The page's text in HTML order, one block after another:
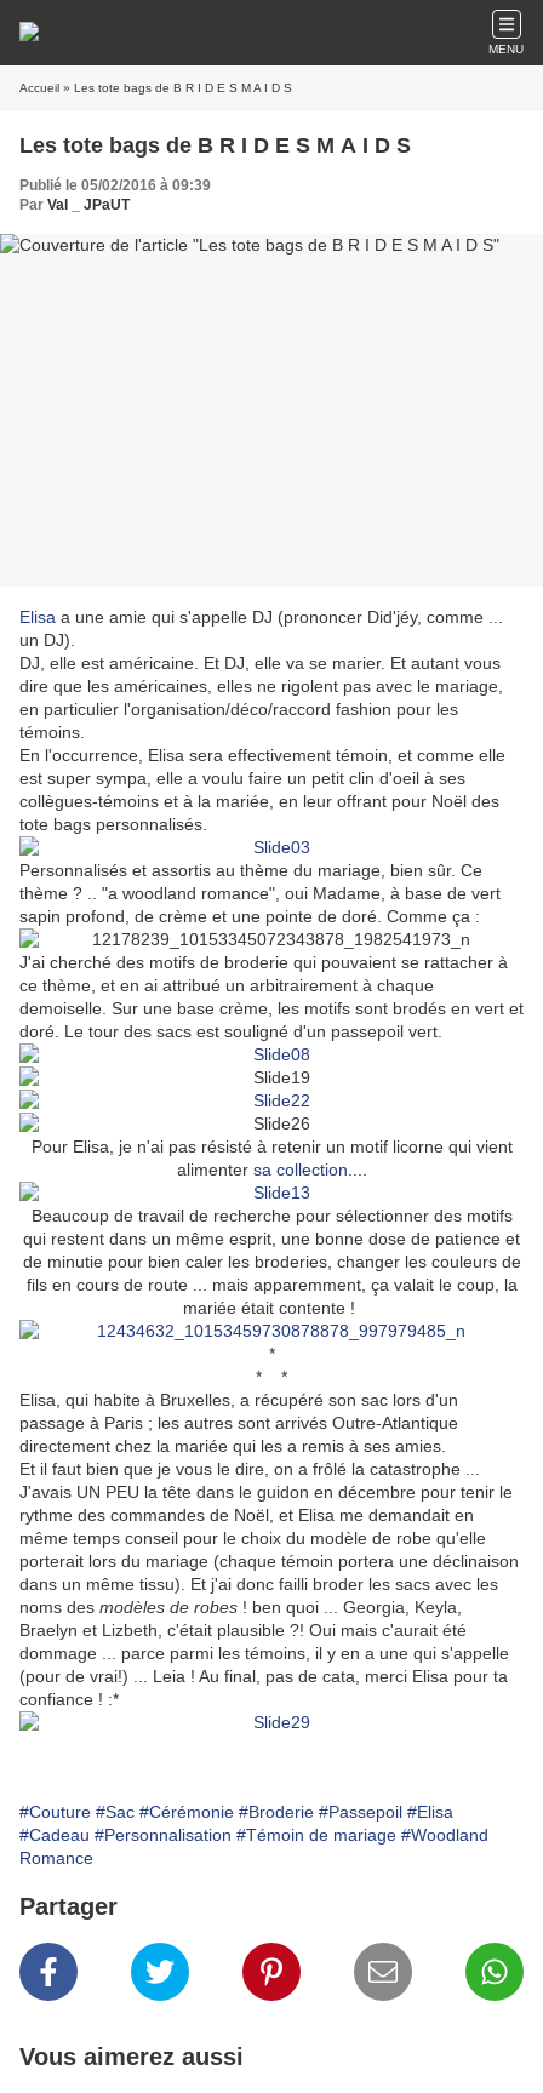
MENU
Accueil » Les tote bags de B R I D E S M A I D S
Les tote bags de B R I D E S M A I D S
Publié le 05/02/2016 à 09:39
Par Val _ JPaUT
Elisa a une amie qui s'appelle DJ (prononcer Did'jéy, comme ...
un DJ).
DJ, elle est américaine. Et DJ, elle va se marier. Et autant vous
dire que les américaines, elles ne rigolent pas avec le mariage,
en particulier l'organisation/déco/raccord fashion pour les
témoins.
En l'occurrence, Elisa sera effectivement témoin, et comme elle
est super sympa, elle a voulu faire un petit clin d'oeil à ses
collègues-témoins et à la mariée, en leur offrant pour Noël des
tote bags personnalisés.
Personnalisés et assortis au thème du mariage, bien sûr. Ce
thème ? .. "a woodland romance", oui Madame, à base de vert
sapin profond, de crème et une pointe de doré. Comme ça :
J'ai cherché des motifs de broderie qui pouvaient se rattacher à
ce thème, et en ai attribué un arbitrairement à chaque
demoiselle. Sur une base crème, les motifs sont brodés en vert et
doré. Le tour des sacs est souligné d'un passepoil vert.
Pour Elisa, je n'ai pas résisté à retenir un motif licorne qui vient
alimentersa collection
Beaucoup de travail de recherche pour sélectionner des motifs
qui restent dans un même esprit, une bonne dose de patience et
de minutie pour bien caler les broderies, changer les couleurs de
fils en cours de route ... mais apparemment, ça valait le coup, la
mariée était contente !
*
* *
Elisa, qui habite à Bruxelles, a récupéré son sac lors d'un
passage à Paris ; les autres sont arrivés Outre-Atlantique
directement chez la mariée qui les a remis à ses amies.
Et il faut bien que je vous le dire, on a frôlé la catastrophe ...
J'avais UN PEU la tête dans le guidon en décembre pour tenir le
rythme des commandes de Noël, et Elisa me demandait en
même temps conseil pour le choix du modèle de robe qu'elle
porterait lors du mariage (chaque témoin portera une déclinaison
dans un même tissu). Et j'ai donc failli broder les sacs avec les
noms des modèles de robes ! ben quoi ... Georgia, Keyla,
Braelyn et Lizbeth, c'était plausible ?! Oui mais c'aurait été
dommage ... parce parmi les témoins, il y en a une qui s'appelle
(pour de vrai!) ... Leia ! Au final, pas de cata, merci Elisa pour ta
confiance ! :*
#Couture #Sac #Cérémonie #Broderie #Passepoil #Elisa
#Cadeau #Personnalisation #Témoin de mariage #Woodland
Romance
Partager
Vous aimerez aussi